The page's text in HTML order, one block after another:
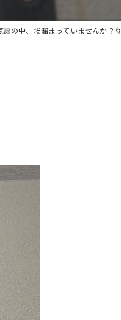
掃除
扇の中、埃溜まっていませんか？